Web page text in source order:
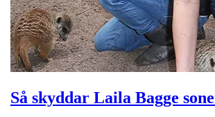
Så skyddar Laila Bagge